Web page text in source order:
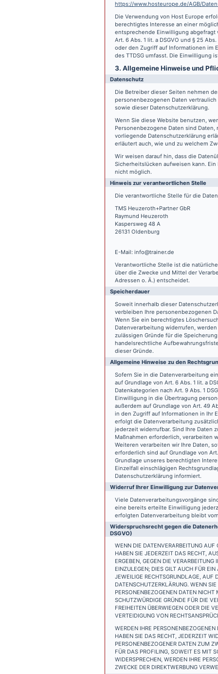
https://www.hosteurope.de/AGB/
Die Verwendung von Host Europe
berechtigtes Interesse an einer
entsprechende Einwilligung abgefragt
Art. 6 Abs. 1 lit. a DSGVO und § 25
oder den Zugriff auf Informationen im
des TTDSG umfasst. Die Einwilligung
3. Allgemeine Hinweise und
Datenschutz
Die Betreiber dieser Seiten nehmen
personenbezogenen Daten
sowie dieser Datenschutzerklärung.
Wenn Sie diese Website benutzen,
Personenbezogene Daten sind
vorliegende Datenschutzerklärung
erläutert auch, wie und zu welchem
Wir weisen darauf hin, dass die
Sicherheitslücken aufweisen kann.
nicht möglich.
Hinweis zur verantwortlichen Stelle
Die verantwortliche Stelle für die
TMS Heuzeroth+Partner GbR
Raymund Heuzeroth
Kaspersweg 48 A
26131 Oldenburg
E-Mail: info@trainer.de
Verantwortliche Stelle ist die
über die Zwecke und Mittel der
Adressen o. Ä.) entscheidet.
Speicherdauer
Soweit innerhalb dieser
verbleiben Ihre personenbezogenen
Wenn Sie ein berechtigtes
Datenverarbeitung widerrufen,
zulässigen Gründe für die
handelsrechtliche
dieser Gründe.
Allgemeine Hinweise zu den
Sofern Sie in die Datenverarbeitung
auf Grundlage von Art. 6 Abs. 1 lit. a
Datenkategorien nach Art. 9 Abs. 1
Einwilligung in die Übertragung
außerdem auf Grundlage von Art. 49
in den Zugriff auf Informationen in Ihr
erfolgt die Datenverarbeitung
jederzeit widerrufbar. Sind Ihre Daten
Maßnahmen erforderlich, verarbeiten
Weiteren verarbeiten wir Ihre Daten,
erforderlich sind auf Grundlage von
Grundlage unseres berechtigten
Einzelfall einschlägigen
Datenschutzerklärung informiert.
Widerruf Ihrer Einwilligung zur
Viele Datenverarbeitungsvorgänge
eine bereits erteilte Einwilligung
erfolgten Datenverarbeitung bleibt
Widerspruchsrecht gegen die
DSGVO)
WENN DIE DATENVERARBEITUNG
HABEN SIE JEDERZEIT DAS RECHT,
ERGEBEN, GEGEN DIE
EINZULEGEN; DIES GILT AUCH FÜR
JEWEILIGE RECHTSGRUNDLAGE, AUF
DATENSCHUTZERKLÄRUNG. WENN
PERSONENBEZOGENEN DATEN
SCHUTZWÜRDIGE GRÜNDE FÜR DIE
FREIHEITEN ÜBERWIEGEN ODER DIE
VERTEIDIGUNG VON
WERDEN IHRE
HABEN SIE DAS RECHT, JEDERZEIT
PERSONENBEZOGENER DATEN ZUM
FÜR DAS PROFILING, SOWEIT ES MIT
WIDERSPRECHEN, WERDEN IHRE
ZWECKE DER DIREKTWERBUNG